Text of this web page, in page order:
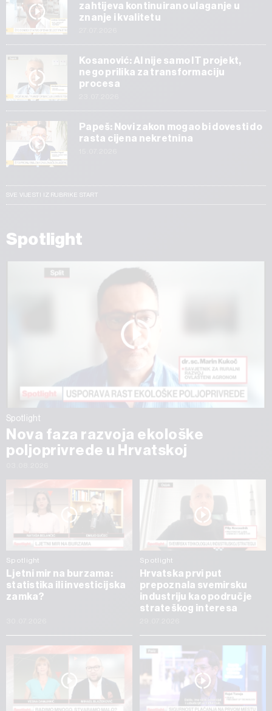
zahtijeva kontinuirano ulaganje u
znanje i kvalitetu
Kosanović: AI nije samo IT projekt,
nego prilika za transformaciju
procesa
Papeš: Novi zakon mogao bi dovesti do
rasta cijena nekretnina
SVE VIJESTI IZ RUBRIKE START
Spotlight
Spotlight
Nova faza razvoja ekološke
poljoprivrede u Hrvatskoj
Spotlight
Ljetni mir na burzama:
statistika ili investicijska
zamka?
Spotlight
Hrvatska prvi put
prepoznala svemirsku
industriju kao područje
strateškog interesa